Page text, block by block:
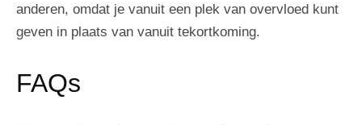
anderen, omdat je vanuit een plek van overvloed kunt
geven in plaats van vanuit tekortkoming.
FAQs